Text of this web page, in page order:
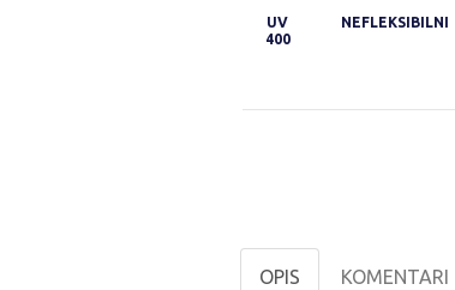
UV
400
NEFLEKSIBILNI
OPIS KOMENTARI